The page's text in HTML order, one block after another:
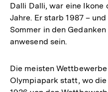
Dalli Dalli, war eine
Jahre. Er starb 1987 –
Sommer in den
anwesend sein.
Die meisten
Olympiapark statt, wo